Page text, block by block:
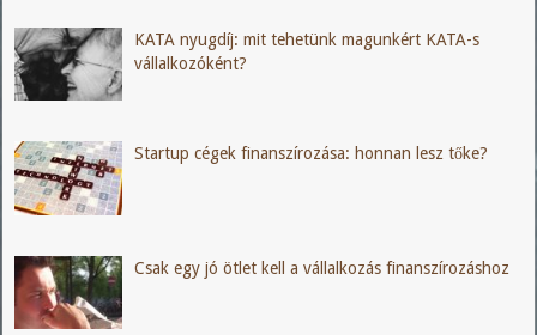
KATA nyugdíj: mit tehetünk magunkért KATA-s
vállalkozóként?
Startup cégek finanszírozása: honnan lesz tőke?
Csak egy jó ötlet kell a vállalkozás finanszírozáshoz